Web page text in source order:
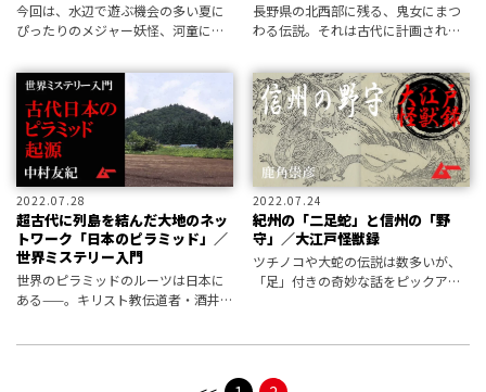
今回は、水辺で遊ぶ機会の多い夏に
ぴったりのメジャー妖怪、河童につ
姿は、われわれのイメージとは異質
なものだった！ 亜種か？ これが
真の姿なのか？ ホラー小説家にして
屈指の
長野県の北西部に残る、鬼女にまつ
わる伝説。それは古代に計画された
とはどういったものか。遷都計画は
なぜ頓挫したのか。信濃の山々を舞
台に、時空を超えて展開される鬼女
伝承の
2022.07.28
超古代に列島を結んだ大地のネッ
トワーク「日本のピラミッド」／
世界ミステリー入門
世界のピラミッドのルーツは日本に
ある——。キリスト教伝道者・酒井
2022.07.24
紀州の「二足蛇」と信州の「野
守」／大江戸怪獣録
ツチノコや大蛇の伝説は数多いが、
「足」付きの奇妙な話をピックアッ